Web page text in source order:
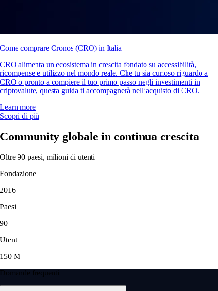
Come comprare Cronos (CRO) in Italia
CRO alimenta un ecosistema in crescita fondato su accessibilità,
ricompense e utilizzo nel mondo reale. Che tu sia curioso riguardo a
CRO o pronto a compiere il tuo primo passo negli investimenti in
criptovalute, questa guida ti accompagnerà nell’acquisto di CRO.
Learn more
Scopri di più
Community globale in continua crescita
Oltre 90 paesi, milioni di utenti
Fondazione
2016
Paesi
90
Utenti
150 M
Domande frequenti